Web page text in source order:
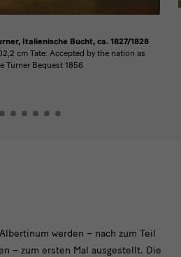
Italienische Bucht, ca. 1827/1828
cm Tate: Accepted by the nation as
Turner Bequest 1856
werden – nach zum Teil
– zum ersten Mal ausgestellt. Die